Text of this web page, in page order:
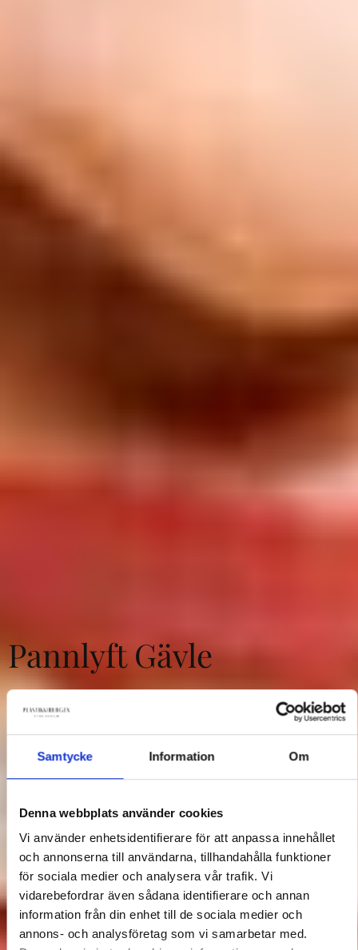
Samtycke Information Om
Denna webbplats använder cookies
Vi använder enhetsidentifierare för att anpassa innehållet
och annonserna till användarna, tillhandahålla funktioner
för sociala medier och analysera vår trafik. Vi
vidarebefordrar även sådana identifierare och annan
information från din enhet till de sociala medier och
annons- och analysföretag som vi samarbetar med.
Pannlyft Gävle
Trygghet, säkerhet och expertis hos
Plastikkirurgen i Stockholm.